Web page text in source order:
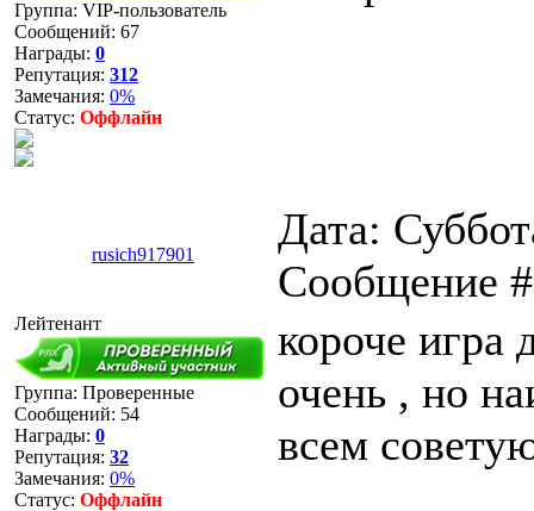
Группа: VIP-пользователь
Сообщений: 67
Награды: 0
Репутация: 312
Замечания: 0%
Статус: Оффлайн
rusich917901
Дата:
Сообщение
Лейтенант
Группа: Проверенные
Сообщений: 54
Награды: 0
Репутация: 32
Замечания: 0%
Статус: Оффлайн
короче игра
очень , но
всем